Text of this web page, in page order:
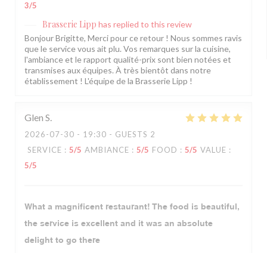
3/5
Brasserie Lipp has replied to this review
Bonjour Brigitte, Merci pour ce retour ! Nous sommes ravis
que le service vous ait plu. Vos remarques sur la cuisine,
l'ambiance et le rapport qualité-prix sont bien notées et
transmises aux équipes. À très bientôt dans notre
établissement ! L'équipe de la Brasserie Lipp !
Glen S
2026-07-30 - 19:30 - GUESTS 2
SERVICE : 5/5 AMBIANCE : 5/5 FOOD : 5/5 VALUE :
5/5
What a magnificent restaurant! The food is beautiful,
the service is excellent and it was an absolute
delight to go there